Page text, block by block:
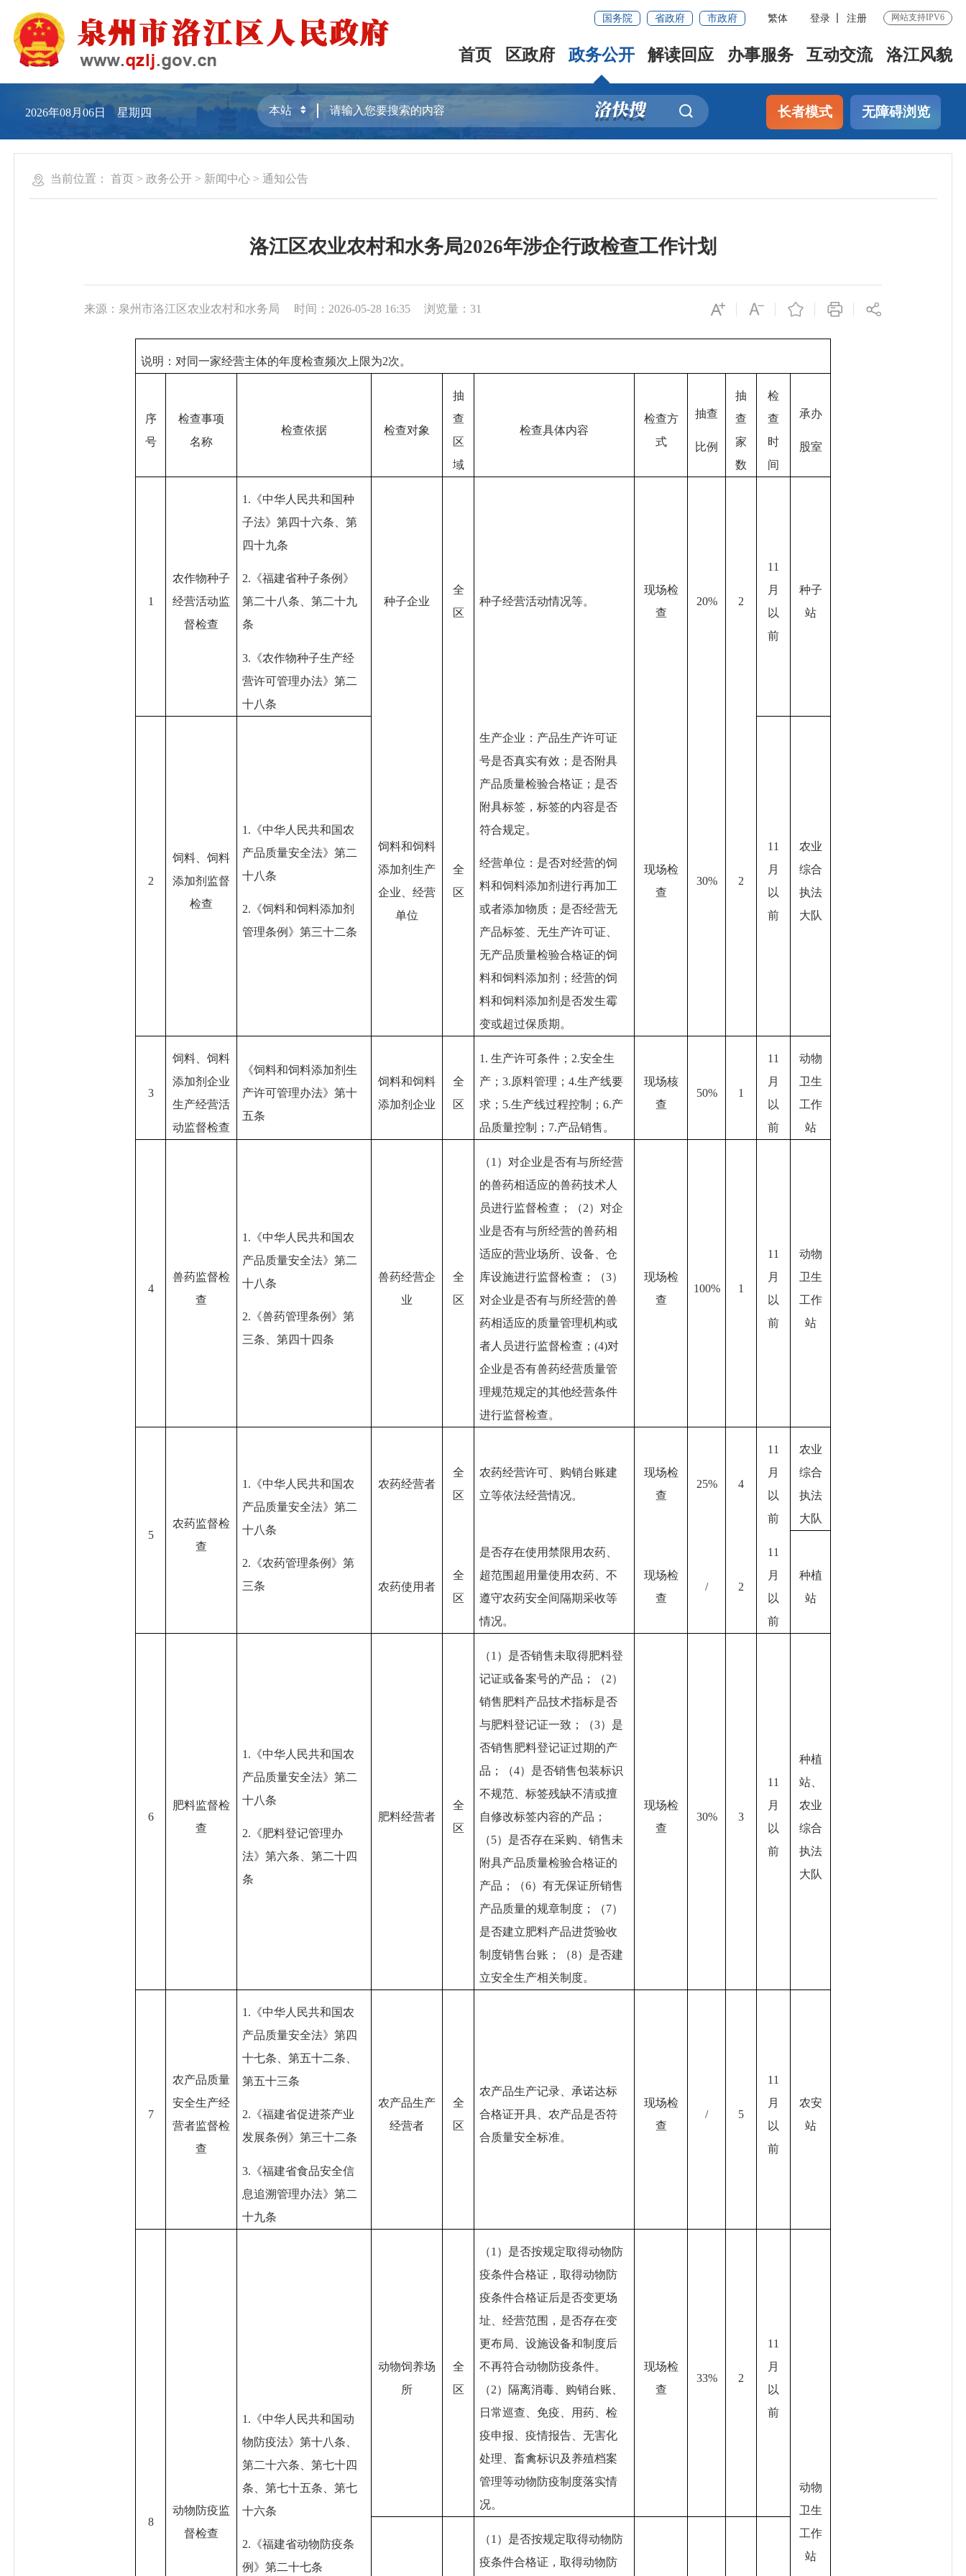
国务院 省政府 市政府 繁体 登录 注册 网站支持IPV6
首页 区政府 政务公开 解读回应 办事服务 互动交流 洛江风貌
2026年08月06日 星期四 长者模式 无障碍浏览
当前位置： 首页 >政务公开 > 新闻中心 >通知公告
洛江区农业农村和水务局2026年涉企行政检查工作计划
来源：泉州市洛江区农业农村和水务局 时间：2026-05-28 16:35 浏览量： 31
说明：对同一家经营主体的年度检查频次上限为2次。
序
号
检查事项
名称
检查依据 检查对象
抽
查
区
域
检查具体内容
检查方
式
抽查
比例
抽
查
家
数
检
查
时
间
承办
股室
1
农作物种子
经营活动监
督检查
1.《中华人民共和国种
子法》第四十六条、第
四十九条
2.《福建省种子条例》
第二十八条、第二十九
条
3.《农作物种子生产经
营许可管理办法》第二
十八条
种子企业
全
区
种子经营活动情况等。
现场检
查
20% 2
11
月
以
前
种子
站
2
饲料、饲料
添加剂监督
检查
1.《中华人民共和国农
产品质量安全法》第二
十八条
2.《饲料和饲料添加剂
管理条例》第三十二条
饲料和饲料
添加剂生产
企业、经营
单位
全
区
生产企业：产品生产许可证
号是否真实有效；是否附具
产品质量检验合格证；是否
附具标签，标签的内容是否
符合规定。
经营单位：是否对经营的饲
料和饲料添加剂进行再加工
或者添加物质；是否经营无
产品标签、无生产许可证、
无产品质量检验合格证的饲
料和饲料添加剂；经营的饲
料和饲料添加剂是否发生霉
变或超过保质期。
现场检
查
30% 2
11
月
以
前
农业
综合
执法
大队
3
饲料、饲料
添加剂企业
生产经营活
动监督检查
《饲料和饲料添加剂生
产许可管理办法》第十
五条
饲料和饲料
添加剂企业
全
区
1.生产许可条件； 2.安全生
产；3.原料管理；4.生产线要
求；5.生产线过程控制；6.产
品质量控制；7.产品销售。
现场核
查
50% 1
11
月
以
前
动物
卫生
工作
站
4
兽药监督检
查
1.《中华人民共和国农
产品质量安全法》第二
十八条
2.《兽药管理条例》第
三条、第四十四条
兽药经营企
业
全
区
（1）对企业是否有与所经营
的兽药相适应的兽药技术人
员进行监督检查；（2）对企
业是否有与所经营的兽药相
适应的营业场所、设备、仓
库设施进行监督检查；（3）
对企业是否有与所经营的兽
药相适应的质量管理机构或
者人员进行监督检查；(4)对
企业是否有兽药经营质量管
理规范规定的其他经营条件
进行监督检查。
现场检
查
100% 1
11
月
以
前
动物
卫生
工作
站
5
农药监督检
查
1.《中华人民共和国农
产品质量安全法》第二
十八条
2.《农药管理条例》第
三条
农药经营者
全
区
农药经营许可、购销台账建
立等依法经营情况。
现场检
查
25% 4
11
月
以
前
农业
综合
执法
大队
农药使用者
全
区
是否存在使用禁限用农药、
超范围超用量使用农药、不
遵守农药安全间隔期采收等
情况。
现场检
查
/ 2
11
月
以
前
种植
站
6
肥料监督检
查
1.《中华人民共和国农
产品质量安全法》第二
十八条
2.《肥料登记管理办
法》第六条、第二十四
条
肥料经营者
全
区
（1）是否销售未取得肥料登
记证或备案号的产品；（2）
销售肥料产品技术指标是否
与肥料登记证一致；（3）是
否销售肥料登记证过期的产
品；（4）是否销售包装标识
不规范、标签残缺不清或擅
自修改标签内容的产品；
（5）是否存在采购、销售未
附具产品质量检验合格证的
产品；（6）有无保证所销售
产品质量的规章制度；（7）
是否建立肥料产品进货验收
制度销售台账；（8）是否建
立安全生产相关制度。
现场检
查
30% 3
11
月
以
前
种植
站、
农业
综合
执法
大队
7
农产品质量
安全生产经
营者监督检
查
1.《中华人民共和国农
产品质量安全法》第四
十七条、第五十二条、
第五十三条
2.《福建省促进茶产业
发展条例》第三十二条
3.《福建省食品安全信
息追溯管理办法》第二
十九条
农产品生产
经营者
全
区
农产品生产记录、承诺达标
合格证开具、农产品是否符
合质量安全标准。
现场检
查
/ 5
11
月
以
前
农安
站
8
动物防疫监
督检查
1.《中华人民共和国动
物防疫法》第十八条、
第二十六条、第七十四
条、第七十五条、第七
十六条
2.《福建省动物防疫条
例》第二十七条
动物饲养场
所
全
区
（1）是否按规定取得动物防
疫条件合格证，取得动物防
疫条件合格证后是否变更场
址、经营范围，是否存在变
更布局、设施设备和制度后
不再符合动物防疫条件。
（2）隔离消毒、购销台账、
日常巡查、免疫、用药、检
疫申报、疫情报告、无害化
处理、畜禽标识及养殖档案
管理等动物防疫制度落实情
况。
现场检
查
33% 2
11
月
以
前
动物
卫生
工作
站
（1）是否按规定取得动物防
疫条件合格证，取得动物防